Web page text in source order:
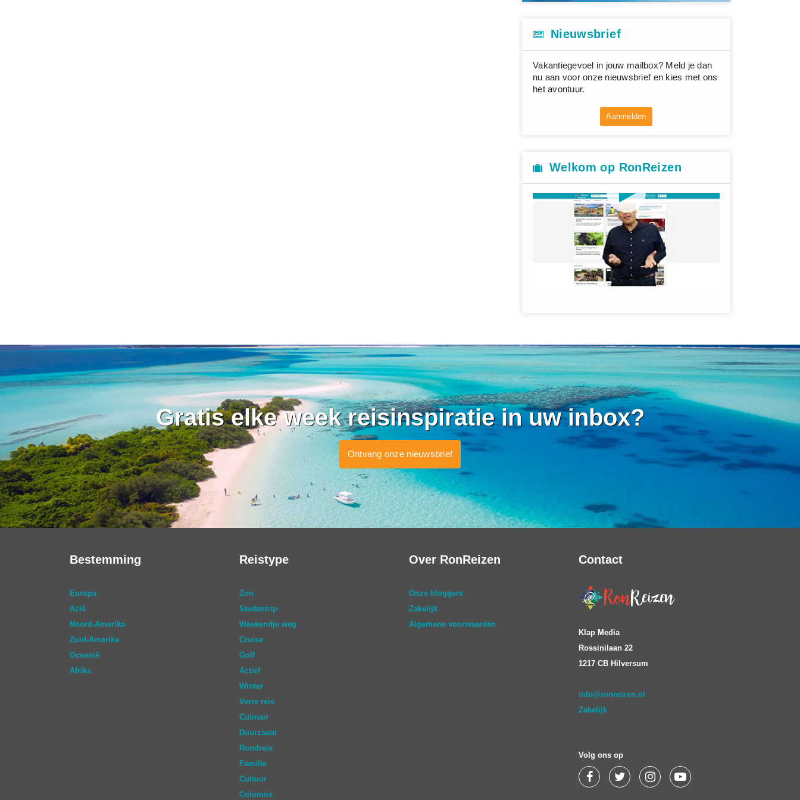
Nieuwsbrief
Vakantiegevoel in jouw mailbox? Meld je dan
nu aan voor onze nieuwsbrief en kies met ons
het avontuur.
Aanmelden
Welkom op RonReizen
Gratis elke week reisinspiratie in uw inbox?
Ontvang onze nieuwsbrief
Bestemming
Europa
Azië
Noord-Amerika
Zuid-Amerika
Oceanië
Afrika
Reistype
Zon
Stedentrip
Weekendje weg
Cruise
Golf
Actief
Winter
Verre reis
Culinair
Duurzaam
Rondreis
Familie
Cultuur
Columns
Over RonReizen
Onze bloggers
Zakelijk
Algemene voorwaarden
Contact
Klap Media
Rossinilaan 22
1217 CB Hilversum
info@ronreizen.nl
Zakelijk
Volg ons op